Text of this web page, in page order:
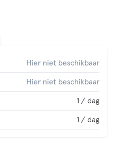
Hier niet beschikbaar
Hier niet beschikbaar
1 / dag
1 / dag